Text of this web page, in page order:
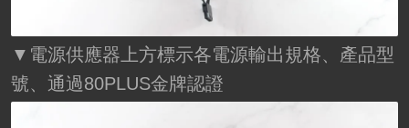
▼電源供應器上方標示各電源輸出規格、產品型
號、通過80PLUS金牌認證